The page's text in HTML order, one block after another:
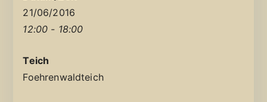
21/06/2016
12:00 - 18:00
Teich
Foehrenwaldteich